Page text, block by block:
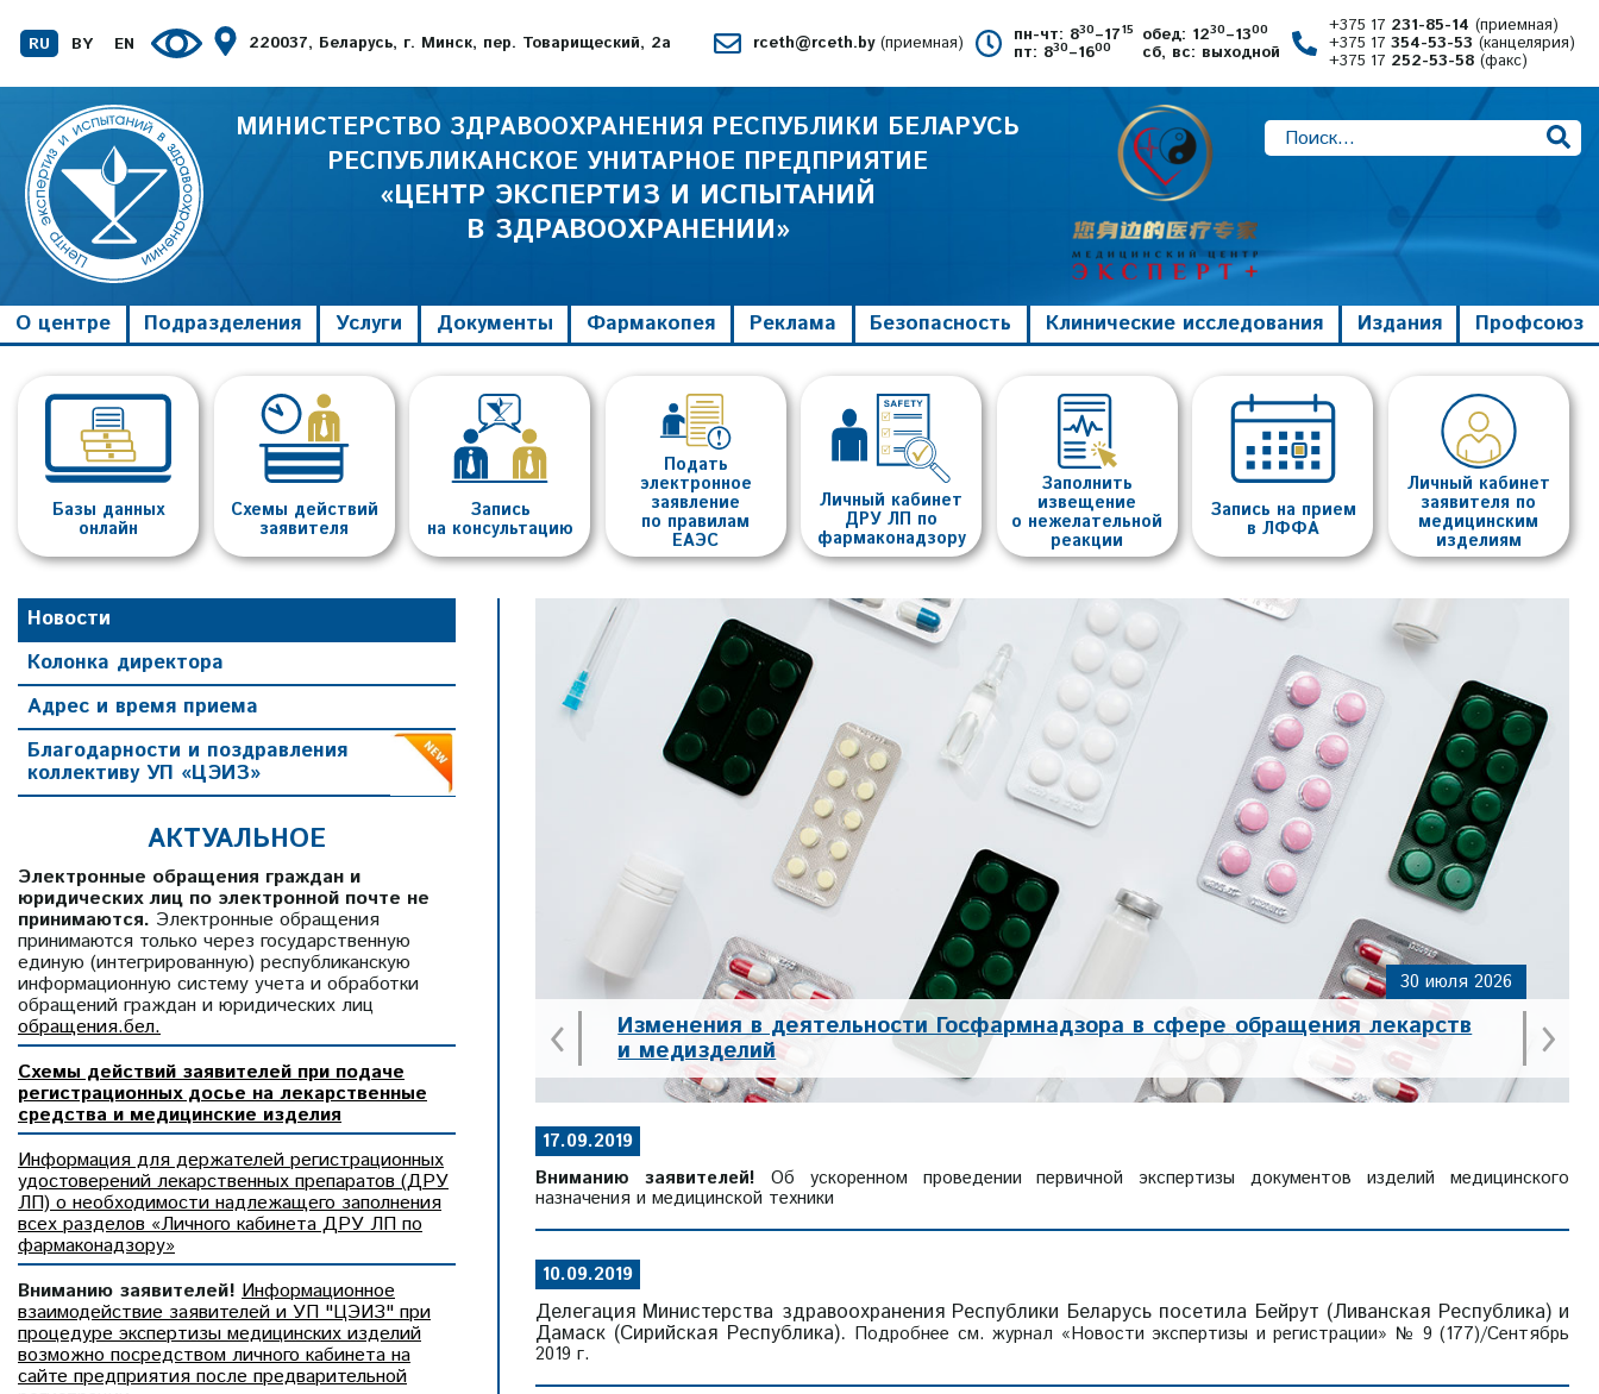
RU BY EN 220037, Беларусь, г. Минск, пер. Товарищеский, 2а rceth@rceth.by (приемная) пн-чт: 830–1715
пт: 830–1600
обед: 1230–1300
сб, вс: выходной
+375 17 231-85-14(приемная)
+375 17354-53-53(канцелярия)
+375 17 252-53-58(факс)
МИНИСТЕРСТВО ЗДРАВООХРАНЕНИЯ РЕСПУБЛИКИ БЕЛАРУСЬ
РЕСПУБЛИКАНСКОЕ УНИТАРНОЕ ПРЕДПРИЯТИЕ
«ЦЕНТР ЭКСПЕРТИЗ И ИСПЫТАНИЙ
В ЗДРАВООХРАНЕНИИ»
О центре Подразделения Услуги Документы Фармакопея Реклама Безопасность Клинические исследования Издания Профсоюз
Базы данных
онлайн
Схемы действий
заявителя
Запись
на консультацию
Подать
электронное
заявление
по правилам
ЕАЭС
Личный кабинет
ДРУ ЛП по
фармаконадзору
Заполнить
извещение
о нежелательной
реакции
Запись на прием
в ЛФФА
Личный кабинет
заявителя по
медицинским
изделиям
Новости
Колонка директора
Адрес и время приема
Благодарности и поздравления
коллективу УП «ЦЭИЗ»
АКТУАЛЬНОЕ
Электронные обращения граждан и
юридических лиц по электронной почте не
принимаются. Электронные обращения
принимаются только через государственную
единую (интегрированную) республиканскую
информационную систему учета и обработки
обращений граждан и юридических лиц
обращения.бел.
Схемы действий заявителей при подаче
регистрационных досье на лекарственные
средства и медицинские изделия
Информация для держателей регистрационных
удостоверений лекарственных препаратов (ДРУ
ЛП) о необходимости надлежащего заполнения
всех разделов «Личного кабинета ДРУ ЛП по
фармаконадзору»
Вниманию заявителей! Информационное
взаимодействие заявителей и УП "ЦЭИЗ" при
процедуре экспертизы медицинских изделий
возможно посредством личного кабинета на
сайте предприятия после предварительной
2 июля 2026
30 июля 2026
‹ Изменения в деятельности Госфармнадзора в сфере обращения лекарств
и медизделий ›
17.09.2019
Вниманию заявителей! Об ускоренном проведении первичной экспертизы документов изделий медицинского
назначения и медицинской техники
10.09.2019
Делегация Министерства здравоохранения Республики Беларусь посетила Бейрут (Ливанская Республика) и
Дамаск (Сирийская Республика). Подробнее см. журнал «Новости экспертизы и регистрации» № 9 (177)/Сентябрь
2019 г.